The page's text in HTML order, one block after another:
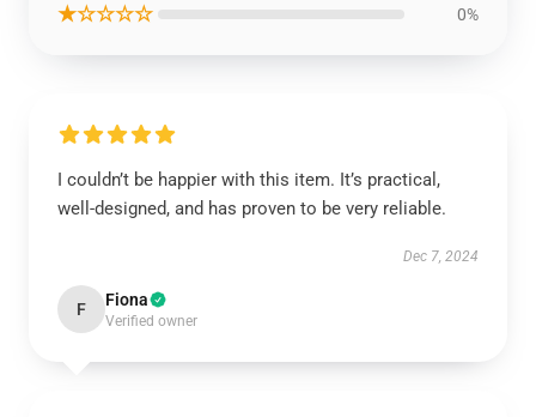
★☆☆☆☆ 0%
I couldn’t be happier with this item. It’s practical,
well-designed, and has proven to be very reliable.
Dec 7, 2024
F Fiona
Verified owner